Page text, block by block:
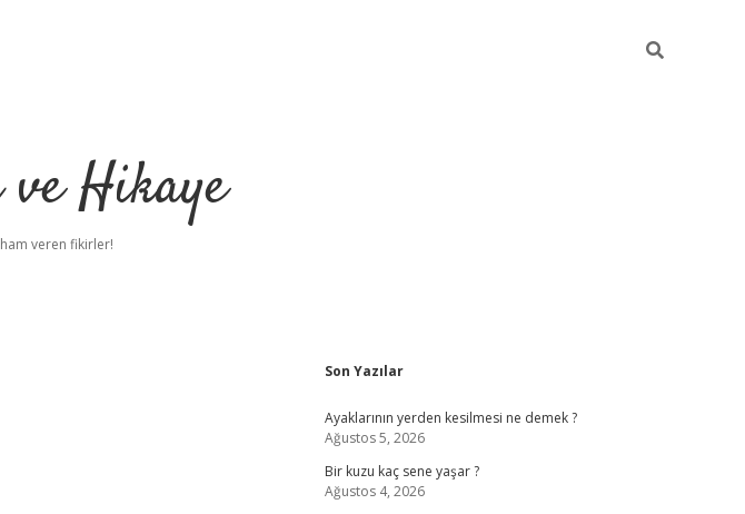
Hikaye
veren fikirler!
Sidebar
Son Yazılar
Ayaklarının yerden kesilmesi ne demek ?
Ağustos 5, 2026
Bir kuzu kaç sene yaşar ?
Ağustos 4, 2026